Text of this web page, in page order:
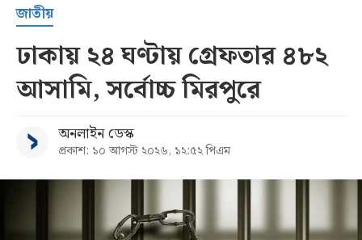
জাতীয়
ঢাকায় ২৪ ঘণ্টায় গ্রেফতার ৪৮২
আসামি, সর্বোচ্চ মিরপুরে
অনলাইন ডেস্ক
প্রকাশ: ১০ আগস্ট ২০২৬, ১২:৫২ পিএম